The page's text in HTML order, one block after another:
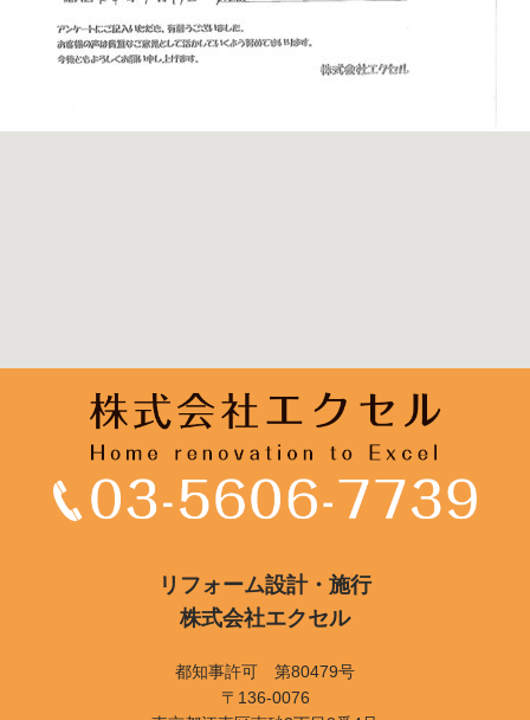
リフォーム設計・施行
株式会社エクセル
都知事許可 第80479号
〒136-0076